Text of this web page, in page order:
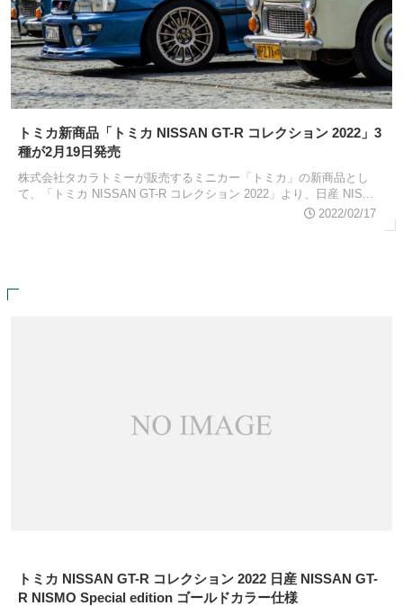
トミカ新商品「トミカ NISSAN GT-R コレクション 2022」3
種が2月19日発売
株式会社タカラトミーが販売するミニカー「トミカ」の新商品とし
て、「トミカ NISSAN GT-R コレクション 2022」より、日産 NIS...
2022/02/17
トミカ NISSAN GT-R コレクション 2022 日産 NISSAN GT-
R NISMO Special edition ゴールドカラー仕様